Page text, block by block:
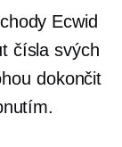
Ecwid
čísla svých
dokončit